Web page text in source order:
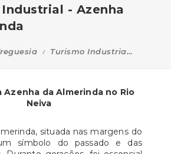
- Azenha
Turismo Industrial - Azenha D'Almerinda
Azenha da Almerinda no Rio
Neiva
situada nas margens do
símbolo do passado e das